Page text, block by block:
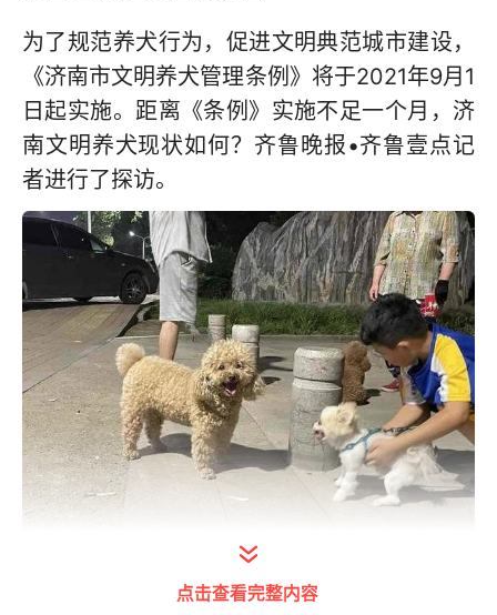
为了规范养犬行为，促进文明典范城市建设，
《济南市文明养犬管理条例》将于2021年9月1
日起实施。距离《条例》实施不足一个月，济
南文明养犬现状如何？齐鲁晚报•齐鲁壹点记
者进行了探访。
路上遛狗大都拴绳，一到小区便“撒欢”
点击查看完整内容